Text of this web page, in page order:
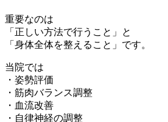
重要なのは
「正しい方法で行うこと」と
「身体全体を整えること」です。
当院では
・姿勢評価
・筋肉バランス調整
・血流改善
・自律神経の調整